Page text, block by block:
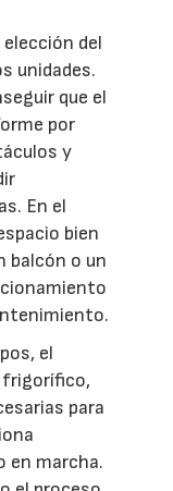
del
unidades.
que el
por
y
En el
bien
balcón o un
el
para
en marcha.